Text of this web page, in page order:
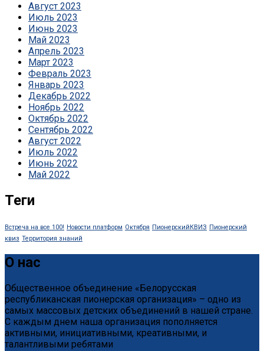
Август 2023
Июль 2023
Июнь 2023
Май 2023
Апрель 2023
Март 2023
Февраль 2023
Январь 2023
Декабрь 2022
Ноябрь 2022
Октябрь 2022
Сентябрь 2022
Август 2022
Июль 2022
Июнь 2022
Май 2022
Теги
Встреча на все 100! Новости платформ Октября ПионерскийКВИЗ Пионерский
квиз Территория знаний
О нас
Общественное объединение «Белорусская
республиканская пионерская организация» – одно из
самых массовых детских объединений в нашей стране.
С каждым днем наша организация пополняется
активными, инициативными, креативными, и
талантливыми ребятами